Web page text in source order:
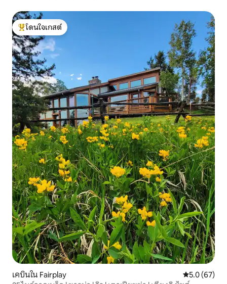
โดนใจเกสต์ที่สุด
โดนใจเกสต์
เคบินใน Fairplay คะแนนเฉลี่ย
5.0 (67)